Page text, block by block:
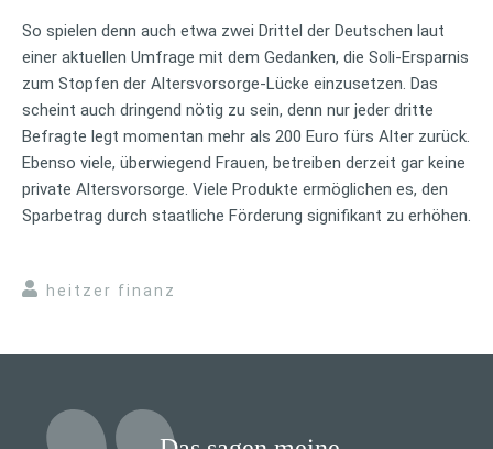
So spielen denn auch etwa zwei Drittel der Deutschen laut
einer aktuellen Umfrage mit dem Gedanken, die Soli-Ersparnis
zum Stopfen der Altersvorsorge-Lücke einzusetzen. Das
scheint auch dringend nötig zu sein, denn nur jeder dritte
Befragte legt momentan mehr als 200 Euro fürs Alter zurück.
Ebenso viele, überwiegend Frauen, betreiben derzeit gar keine
private Altersvorsorge. Viele Produkte ermöglichen es, den
Sparbetrag durch staatliche Förderung signifikant zu erhöhen.
heitzer finanz